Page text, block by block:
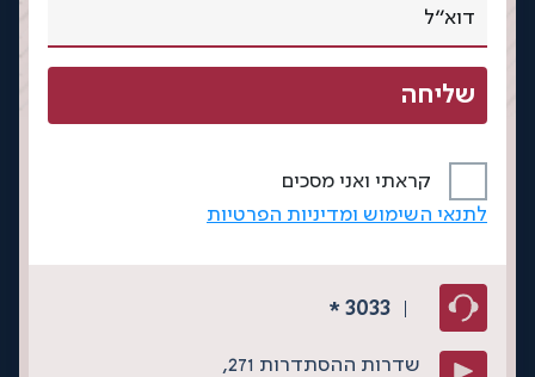
קראתי ואני מסכים
לתנאי השימוש ומדיניות הפרטיות
3033
*
שדרות ההסתדרות 271,